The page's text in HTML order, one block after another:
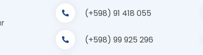
(+598) 91 418 055
(+598) 99 925 296